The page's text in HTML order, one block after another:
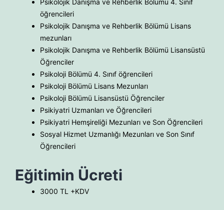
öğrencileri
Psikolojik Danışma ve Rehberlik Bölümü Lisans
mezunları
Psikolojik Danışma ve Rehberlik Bölümü Lisansüstü
Öğrenciler
Psikoloji Bölümü 4. Sınıf öğrencileri
Psikoloji Bölümü Lisans Mezunları
Psikoloji Bölümü Lisansüstü Öğrenciler
Psikiyatri Uzmanları ve Öğrencileri
Psikiyatri Hemşireliği Mezunları ve Son Öğrencileri
Sosyal Hizmet Uzmanlığı Mezunları ve Son Sınıf
Öğrencileri
Eğitimin Ücreti
3000 TL +KDV